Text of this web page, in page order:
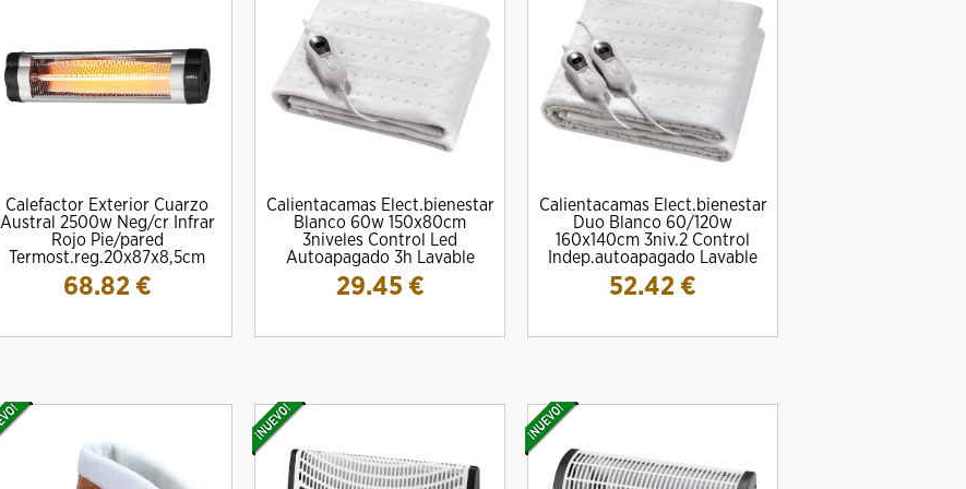
Calefactor Exterior Cuarzo
Austral 2500w Neg/cr Infrar
Rojo Pie/pared
Termost.reg.20x87x8,5cm
68.82 €
Calientacamas Elect.bienestar
Blanco 60w 150x80cm
3niveles Control Led
Autoapagado 3h Lavable
29.45 €
Calientacamas Elect.bienestar
Duo Blanco 60/120w
160x140cm 3niv.2 Control
Indep.autoapagado Lavable
52.42 €